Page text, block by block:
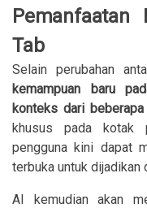
Tab
Selain perubahan
kemampuan baru
konteks dari
khusus pada kotak
pengguna kini dapat
terbuka untuk dijadikan
AI kemudian akan